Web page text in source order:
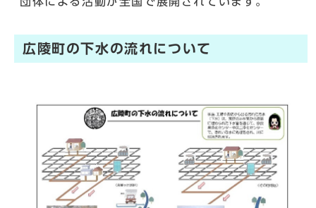
広陵町の下水の流れについて